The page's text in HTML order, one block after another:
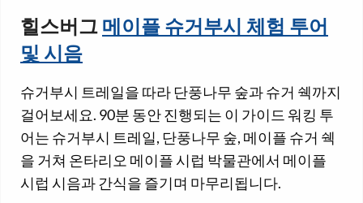
힐스버그메이플 슈거부시 체험 투어
및 시음
슈거부시 트레일을 따라 단풍나무 숲과 슈거 쉑까지
걸어보세요. 90분 동안 진행되는 이 가이드 워킹 투
어는 슈거부시 트레일, 단풍나무 숲, 메이플 슈거 쉑
을 거쳐 온타리오 메이플 시럽 박물관에서 메이플
시럽 시음과 간식을 즐기며 마무리됩니다.